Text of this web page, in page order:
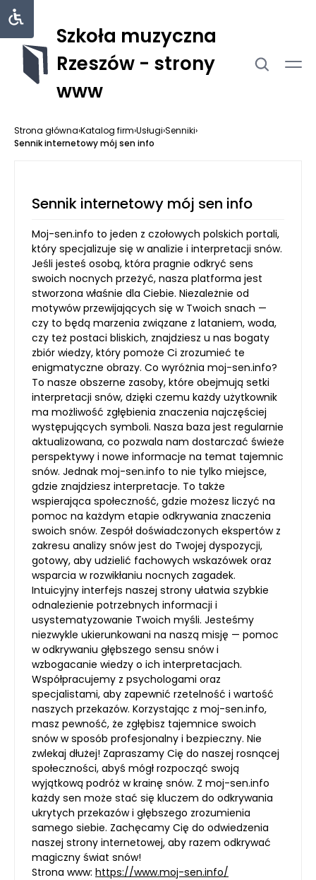
Szkoła muzyczna
Rzeszów - strony
www
Strona główna›Katalog firm›Usługi›Senniki›
Sennik internetowy mój sen info
Sennik internetowy mój sen info
Moj-sen.info to jeden z czołowych polskich portali,
który specjalizuje się w analizie i interpretacji snów.
Jeśli jesteś osobą, która pragnie odkryć sens
swoich nocnych przeżyć, nasza platforma jest
stworzona właśnie dla Ciebie. Niezależnie od
motywów przewijających się w Twoich snach —
czy to będą marzenia związane z lataniem, woda,
czy też postaci bliskich, znajdziesz u nas bogaty
zbiór wiedzy, który pomoże Ci zrozumieć te
enigmatyczne obrazy. Co wyróżnia moj-sen.info?
To nasze obszerne zasoby, które obejmują setki
interpretacji snów, dzięki czemu każdy użytkownik
ma możliwość zgłębienia znaczenia najczęściej
występujących symboli. Nasza baza jest regularnie
aktualizowana, co pozwala nam dostarczać świeże
perspektywy i nowe informacje na temat tajemnic
snów. Jednak moj-sen.info to nie tylko miejsce,
gdzie znajdziesz interpretacje. To także
wspierająca społeczność, gdzie możesz liczyć na
pomoc na każdym etapie odkrywania znaczenia
swoich snów. Zespół doświadczonych ekspertów z
zakresu analizy snów jest do Twojej dyspozycji,
gotowy, aby udzielić fachowych wskazówek oraz
wsparcia w rozwikłaniu nocnych zagadek.
Intuicyjny interfejs naszej strony ułatwia szybkie
odnalezienie potrzebnych informacji i
usystematyzowanie Twoich myśli. Jesteśmy
niezwykle ukierunkowani na naszą misję — pomoc
w odkrywaniu głębszego sensu snów i
wzbogacanie wiedzy o ich interpretacjach.
Współpracujemy z psychologami oraz
specjalistami, aby zapewnić rzetelność i wartość
naszych przekazów. Korzystając z moj-sen.info,
masz pewność, że zgłębisz tajemnice swoich
snów w sposób profesjonalny i bezpieczny. Nie
zwlekaj dłużej! Zapraszamy Cię do naszej rosnącej
społeczności, abyś mógł rozpocząć swoją
wyjątkową podróż w krainę snów. Z moj-sen.info
każdy sen może stać się kluczem do odkrywania
ukrytych przekazów i głębszego zrozumienia
samego siebie. Zachęcamy Cię do odwiedzenia
naszej strony internetowej, aby razem odkrywać
magiczny świat snów!
Strona www: https://www.moj-sen.info/